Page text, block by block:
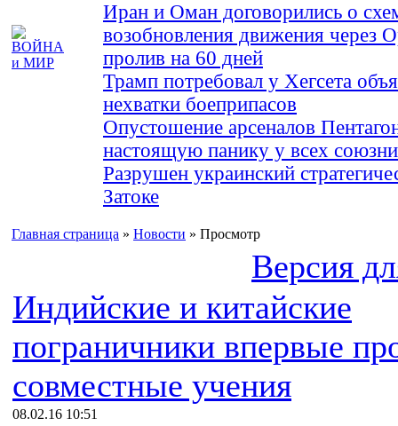
Иран и Оман договорились о
возобновления движения через
пролив на 60 дней
Трамп потребовал у Хегсета
нехватки боеприпасов
Опустошение арсеналов
настоящую панику у всех
Разрушен украинский
Затоке
Главная страница » Новости » Просмотр
Версия
Индийские и китайские
пограничники впервые
совместные учения
08.02.16 10:51